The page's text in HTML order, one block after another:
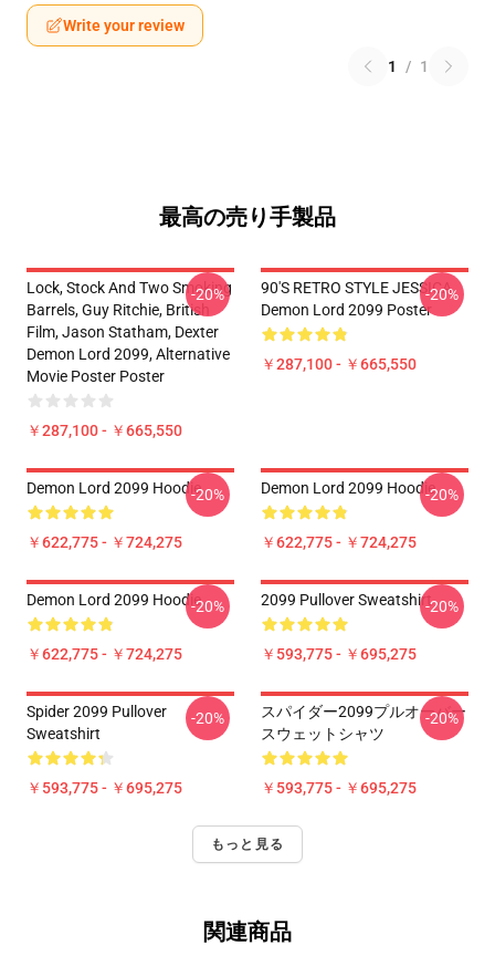
Write your review
1 / 1
最高の売り手製品
Lock, Stock And Two Smoking
Barrels, Guy Ritchie, British
Film, Jason Statham, Dexter
Demon Lord 2099, Alternative
Movie Poster Poster
￥287,100 - ￥665,550
-20%
90'S RETRO STYLE JESSICA
Demon Lord 2099 Poster
￥287,100 - ￥665,550
-20%
Demon Lord 2099 Hoodie
￥622,775 - ￥724,275
-20% Demon Lord 2099 Hoodie
￥622,775 - ￥724,275
-20%
Demon Lord 2099 Hoodie
￥622,775 - ￥724,275
-20% 2099 Pullover Sweatshirt
￥593,775 - ￥695,275
-20%
Spider 2099 Pullover
Sweatshirt
￥593,775 - ￥695,275
-20%
スパイダー2099プルオーバー
スウェットシャツ
￥593,775 - ￥695,275
-20%
もっと見る
関連商品